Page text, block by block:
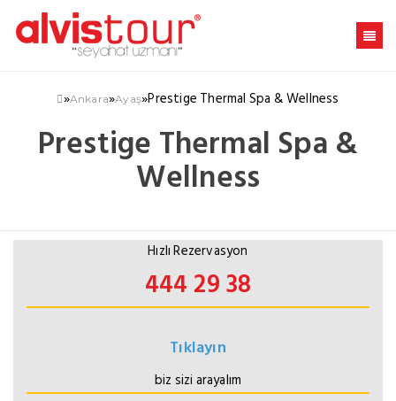
»Ankara»Ayaş»Prestige Thermal Spa & Wellness
Prestige Thermal Spa &
Wellness
Hızlı Rezervasyon
444 29 38
Tıklayın
biz sizi arayalım